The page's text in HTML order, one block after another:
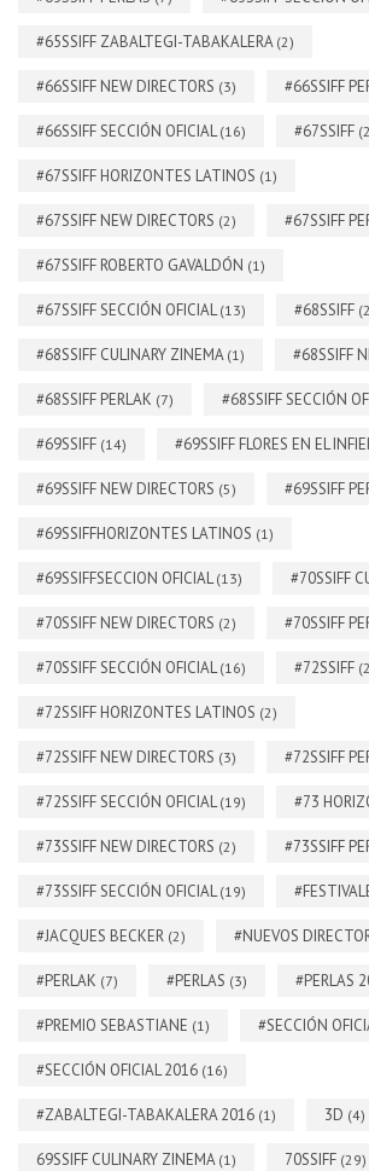
#65SSIFF ZABALTEGI-TABAKALERA (2)
#66SSIFF NEW DIRECTORS (3) #66SSIFF
#66SSIFF SECCIÓN OFICIAL(16) #67SSIFF
#67SSIFF HORIZONTES LATINOS (1)
#67SSIFF NEW DIRECTORS (2) #67SSIFF
#67SSIFF ROBERTO GAVALDÓN (1)
#67SSIFF SECCIÓN OFICIAL(13) #68SSIFF
#68SSIFF CULINARY ZINEMA (1) #68SSIFF
#68SSIFF PERLAK (7) #68SSIFF SECCIÓN
#69SSIFF (14) #69SSIFF FLORES EN EL
#69SSIFF NEW DIRECTORS (5) #69SSIFF
#69SSIFFHORIZONTES LATINOS (1)
#69SSIFFSECCION OFICIAL(13) #70SSIFF
#70SSIFF NEW DIRECTORS (2) #70SSIFF
#70SSIFF SECCIÓN OFICIAL(16) #72SSIFF
#72SSIFF HORIZONTES LATINOS (2)
#72SSIFF NEW DIRECTORS (3) #72SSIFF
#72SSIFF SECCIÓN OFICIAL(19) #73
#73SSIFF NEW DIRECTORS (2) #73SSIFF
#73SSIFF SECCIÓN OFICIAL(19)
#JACQUES BECKER (2) #NUEVOS
#PERLAK (7) #PERLAS (3) #PERLAS
#PREMIO SEBASTIANE (1) #SECCIÓN
#SECCIÓN OFICIAL 2016 (16)
#ZABALTEGI-TABAKALERA 2016 (1) 3D (4)
69SSIFF CULINARY ZINEMA (1) 70SSIFF (29)